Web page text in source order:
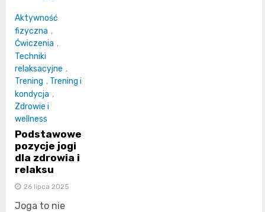
Aktywność
fizyczna ,
Ćwiczenia ,
Techniki
relaksacyjne ,
Trening , Trening i
kondycja ,
Zdrowie i
wellness
Podstawowe
pozycje jogi
dla zdrowia i
relaksu
26 lipca 2025
Joga to nie